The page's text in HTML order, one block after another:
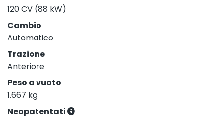
120 CV (88 kW)
Cambio
Automatico
Trazione
Anteriore
Peso a vuoto
1.667 kg
Neopatentati